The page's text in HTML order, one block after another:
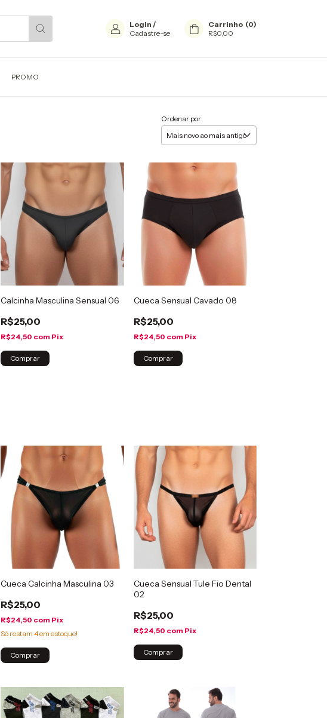
Login /
Cadastre-se
Carrinho (0)
R$0,00
PROMO
Ordenar por
Calcinha Masculina Sensual 06
R$25,00
R$24,50 com Pix
Comprar
Cueca Sensual Cavado 08
R$25,00
R$24,50 com Pix
Comprar
Cueca Calcinha Masculina 03
R$25,00
R$24,50 com Pix
Só restam4em estoque!
Comprar
Cueca Sensual Tule Fio Dental
02
R$25,00
R$24,50 com Pix
Comprar